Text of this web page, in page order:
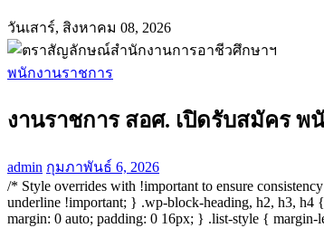
วันเสาร์, สิงหาคม 08, 2026
พนักงานราชการ
งานราชการ สอศ. เปิดรับสมัคร พ
admin กุมภาพันธ์ 6, 2026
/* Style overrides with !important to ensure
underline !important; } .wp-block-heading, h2, h3,
margin: 0 auto; padding: 0 16px; } .list-style {